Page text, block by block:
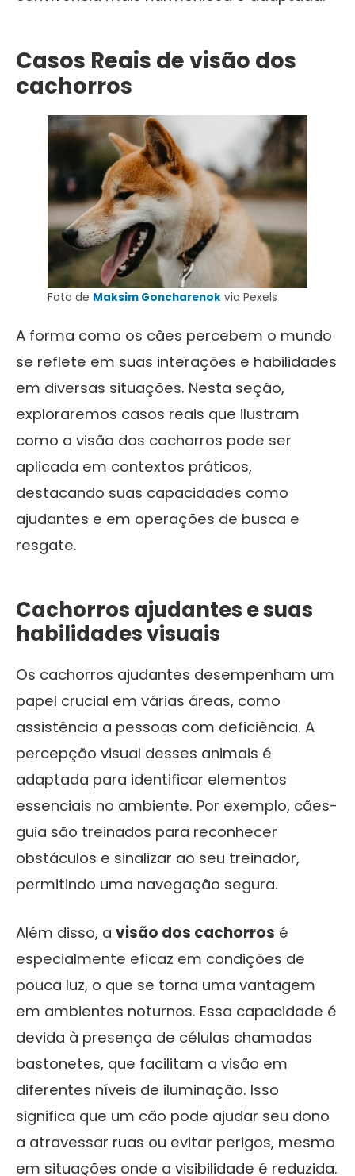
Casos Reais de visão dos
cachorros
Foto de Maksim Goncharenok via Pexels
A forma como os cães percebem o mundo
se reflete em suas interações e habilidades
em diversas situações. Nesta seção,
exploraremos casos reais que ilustram
como a visão dos cachorros pode ser
aplicada em contextos práticos,
destacando suas capacidades como
ajudantes e em operações de busca e
resgate.
Cachorros ajudantes e suas
habilidades visuais
Os cachorros ajudantes desempenham um
papel crucial em várias áreas, como
assistência a pessoas com deficiência. A
percepção visual desses animais é
adaptada para identificar elementos
essenciais no ambiente. Por exemplo, cães-
guia são treinados para reconhecer
obstáculos e sinalizar ao seu treinador,
permitindo uma navegação segura.
Além disso, a visão dos cachorros é
especialmente eficaz em condições de
pouca luz, o que se torna uma vantagem
em ambientes noturnos. Essa capacidade é
devida à presença de células chamadas
bastonetes, que facilitam a visão em
diferentes níveis de iluminação. Isso
significa que um cão pode ajudar seu dono
a atravessar ruas ou evitar perigos, mesmo
em situações onde a visibilidade é reduzida.